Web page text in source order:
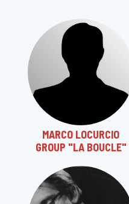
MARCO LOCURCIO
GROUP "LA BOUCLE"